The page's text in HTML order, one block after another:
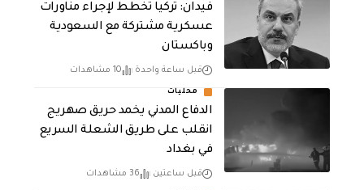
فيدان: تركيا تخطط لإجراء مناورات
عسكرية مشتركة مع السعودية
وباكستان
قبل ساعة واحدة 10 مشاهدات
محليات
الدفاع المدني يخمد حريق صهريج
انقلب على طريق الشعلة السريع
في بغداد
قبل ساعتين 36 مشاهدات